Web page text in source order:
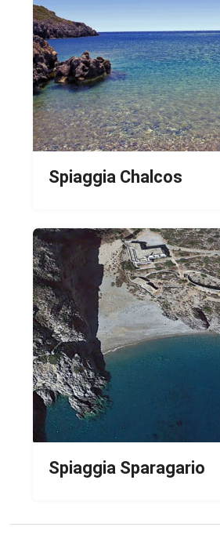
Spiaggia Chalcos
Spiaggia Sparagario